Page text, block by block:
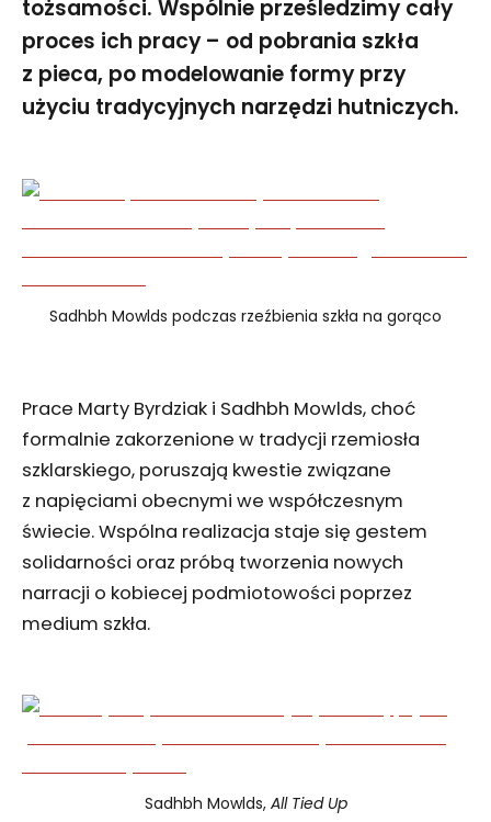
tożsamości. Wspólnie prześledzimy cały
proces ich pracy – od pobrania szkła
z pieca, po modelowanie formy przy
użyciu tradycyjnych narzędzi hutniczych.
Sadhbh Mowlds podczas rzeźbienia szkła na gorąco
Prace Marty Byrdziak i Sadhbh Mowlds, choć
formalnie zakorzenione w tradycji rzemiosła
szklarskiego, poruszają kwestie związane
z napięciami obecnymi we współczesnym
świecie. Wspólna realizacja staje się gestem
solidarności oraz próbą tworzenia nowych
narracji o kobiecej podmiotowości poprzez
medium szkła.
Sadhbh Mowlds, All Tied Up